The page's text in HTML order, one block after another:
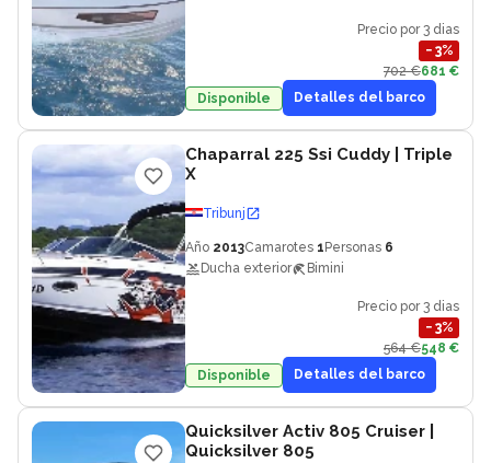
Precio por 3 dias
− 3%
702 €681 €
Disponible
Detalles del barco
Chaparral 225 Ssi Cuddy | Triple
X
Tribunj
Año 2013Camarotes 1 Personas 6
Ducha exterior
Bimini
Precio por 3 dias
− 3%
564 €548 €
Disponible
Detalles del barco
Quicksilver Activ 805 Cruiser
Quicksilver 805